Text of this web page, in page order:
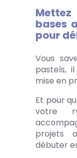
bases
pour
Vous
pastels,
mise en
Et pour
votre
projets
débuter